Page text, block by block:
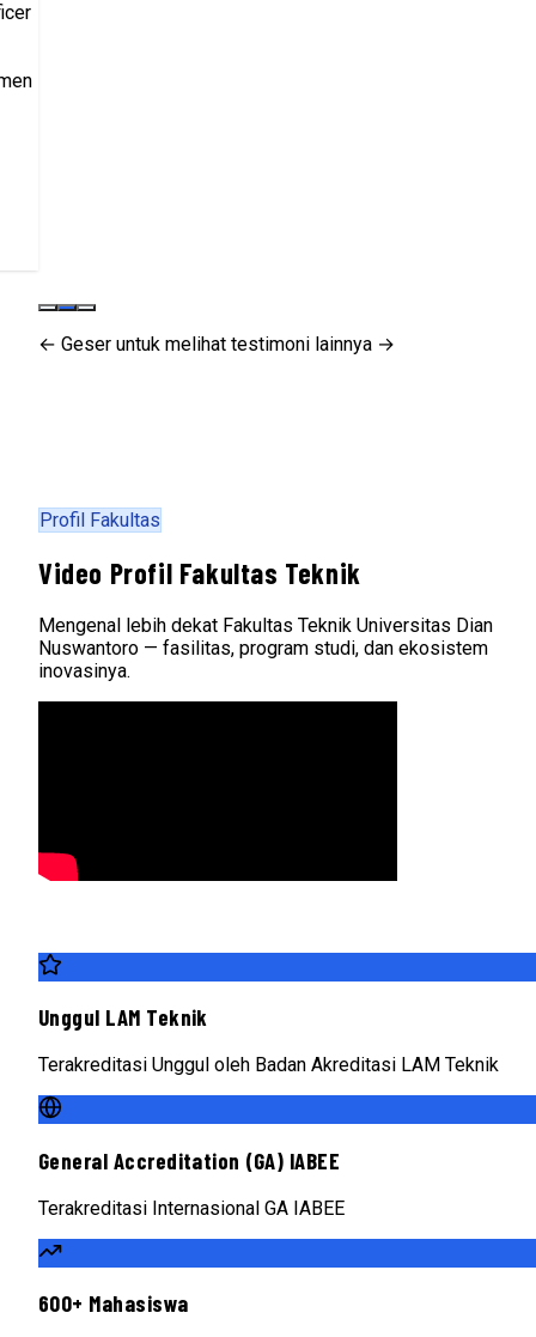
← Geser untuk melihat testimoni lainnya →
Profil Fakultas
Video Profil Fakultas Teknik
Mengenal lebih dekat Fakultas Teknik Universitas Dian
Nuswantoro — fasilitas, program studi, dan ekosistem
inovasinya.
Unggul LAM Teknik
Terakreditasi Unggul oleh Badan Akreditasi LAM Teknik
General Accreditation (GA) IABEE
Terakreditasi Internasional GA IABEE
600+ Mahasiswa